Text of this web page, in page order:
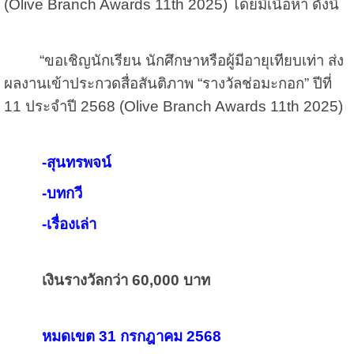
(Olive Branch Awards 11th 2025) โดยมีเนื้อหา ดังนี้
“ขอเชิญนักเรียน นักศึกษาหรือผู้มีอายุเทียบเท่า ส่ง
ผลงานเข้าประกวดสื่อสันติภาพ “รางวัลช่อมะกอก” ปีที่
11 ประจำปี 2568 (Olive Branch Awards 11th 2025)
-สุนทรพจน์
-บทกวี
-เรื่องเล่า
เงินรางวัลกว่า 60,000 บาท
หมดเขต 31 กรกฎาคม 2568